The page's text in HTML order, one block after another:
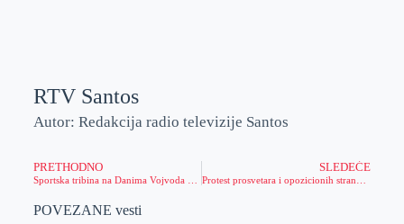
RTV Santos
Autor: Redakcija radio televizije Santos
PRETHODNO SLEDEĆE
POVEZANE vesti